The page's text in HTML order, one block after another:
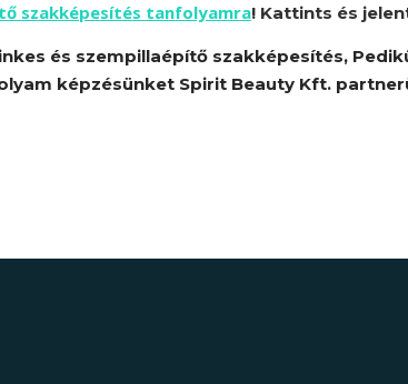
szakképesítés tanfolyamra! Kattints és
és szempillaépítő szakképesítés,
képzésünket Spirit Beauty Kft.